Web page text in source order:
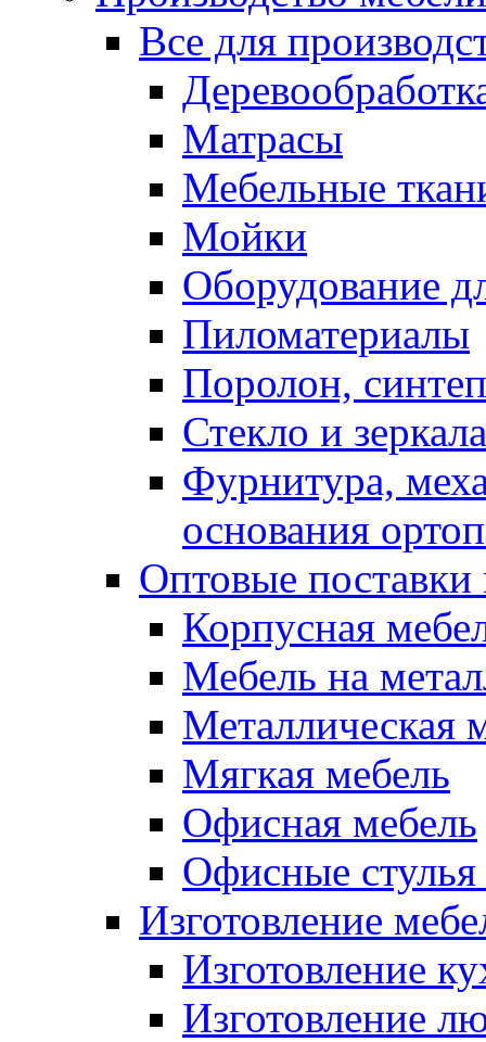
Все для
Матрасы
Мебельные
Мойки
Оборудование
Пиломатериалы
Поролон,
Стекло и зеркала
Фурнитура,
основания
Оптовые поставки
Корпусная
Мебель на
Металлическая
Мягкая мебель
Офисная мебель
Офисные стулья
Изготовление
Изготовление
Изготовление